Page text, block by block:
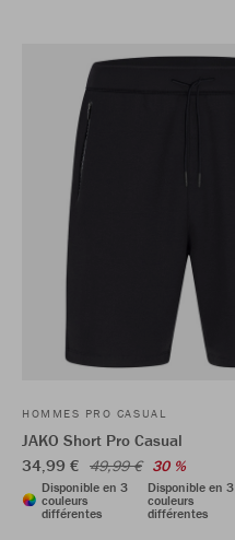
HOMMES PRO CASUAL
JAKO Short Pro Casual
34,99 € 49,99 € 30 %
Disponible en 3
couleurs
différentes
Disponible en 3
couleurs
différentes